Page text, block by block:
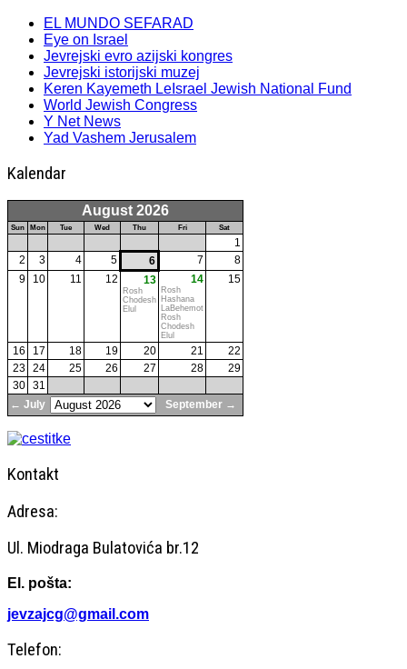
EL MUNDO SEFARAD
Eye on Israel
Jevrejski evro azijski kongres
Jevrejski istorijski muzej
Keren Kayemeth LeIsrael Jewish National Fund
World Jewish Congress
Y Net News
Yad Vashem Jerusalem
Kalendar
August 2026
Sun Mon Tue Wed Thu Fri Sat
1
2
3 4 5 6 7
8
9
10 11 12 13
Rosh
Chodesh
Elul
14
Rosh
Hashana
LaBehemot
Rosh
Chodesh
Elul
15
16 17 18 19 20 21
22
23 24 25 26 27 28
29
30 31
← July
September →
Kontakt
Adresa:
Ul. Miodraga Bulatovića br.12
El. pošta:
jevzajcg@gmail.com
Telefon: